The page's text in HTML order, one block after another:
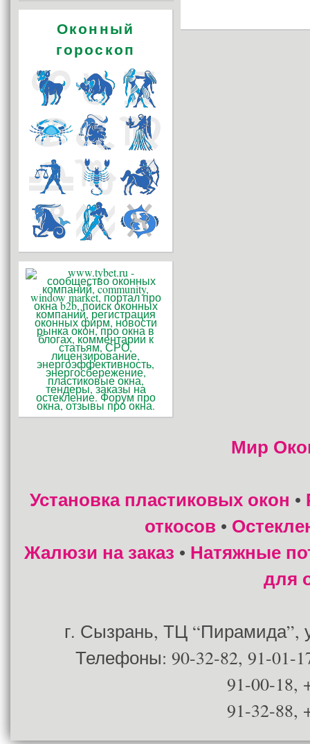
Оконный
гороскоп
Мир
Установка пластиковых окон •
откосов •
Жалюзи на заказ • Натяжные
для
г. Сызрань, ТЦ “Пирамида”,
Телефоны: 90-32-82, 91-01-
91-00-18,
91-32-88,